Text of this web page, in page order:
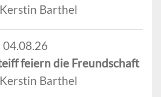
Barthel
04.08.26
feiern die Freundschaft
Barthel